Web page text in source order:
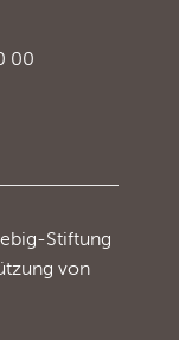
00
Stiftung
von